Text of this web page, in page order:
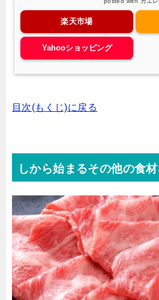
楽天市場
Yahooショッピング
目次(もくじ)に戻る
しから始まるその他の食